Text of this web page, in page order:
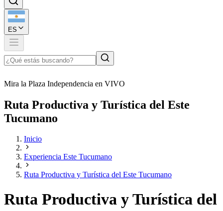
ES
Mira la Plaza Independencia en VIVO
Ruta Productiva y Turística del Este
Tucumano
Inicio
Experiencia Este Tucumano
Ruta Productiva y Turística del Este Tucumano
Ruta Productiva y Turística del